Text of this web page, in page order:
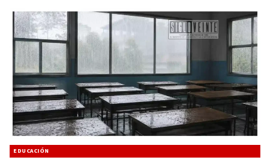
EDUCACIÓN